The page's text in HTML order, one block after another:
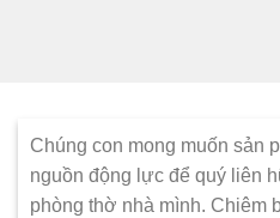
Chúng con mong muốn sản
nguồn động lực để quý liên
phòng thờ nhà mình.